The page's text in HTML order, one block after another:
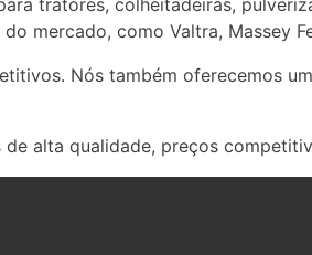
tratores, colheitadeiras,
mercado, como Valtra, Massey
Nós também oferecemos
alta qualidade, preços